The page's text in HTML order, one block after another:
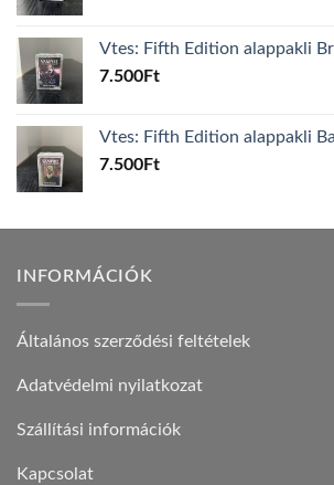
Vtes: Fifth Edition alappakli
7.500Ft
Vtes: Fifth Edition alappakli
7.500Ft
INFORMÁCIÓK
Általános szerződési feltételek
Adatvédelmi nyilatkozat
Szállítási információk
Kapcsolat